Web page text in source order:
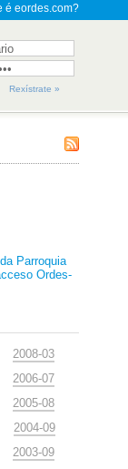
é eordes.com?
Rexístrate »
Parroquia
Ordes-
2008-03
2006-07
2005-08
2004-09
2003-09